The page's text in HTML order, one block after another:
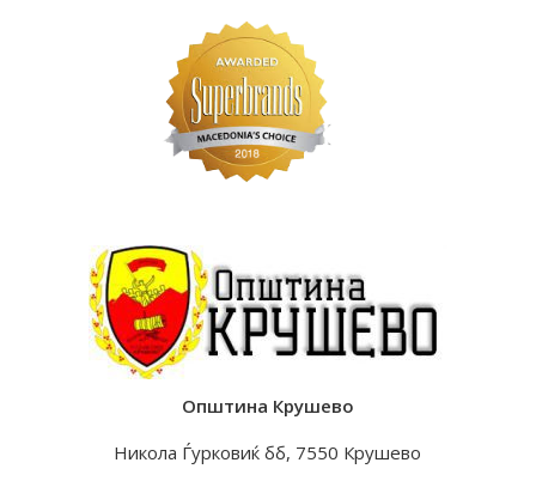
Општина Крушево
Никола Ѓурковиќ бб, 7550 Крушево